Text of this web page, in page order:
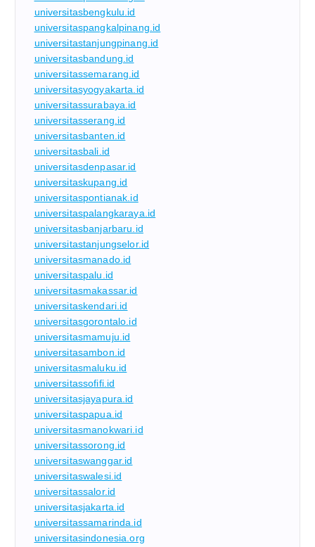
universitasbengkulu.id
universitaspangkalpinang.id
universitastanjungpinang.id
universitasbandung.id
universitassemarang.id
universitasyogyakarta.id
universitassurabaya.id
universitasserang.id
universitasbanten.id
universitasbali.id
universitasdenpasar.id
universitaskupang.id
universitaspontianak.id
universitaspalangkaraya.id
universitasbanjarbaru.id
universitastanjungselor.id
universitasmanado.id
universitaspalu.id
universitasmakassar.id
universitaskendari.id
universitasgorontalo.id
universitasmamuju.id
universitasambon.id
universitasmaluku.id
universitassofifi.id
universitasjayapura.id
universitaspapua.id
universitasmanokwari.id
universitassorong.id
universitaswanggar.id
universitaswalesi.id
universitassalor.id
universitasjakarta.id
universitassamarinda.id
universitasindonesia.org